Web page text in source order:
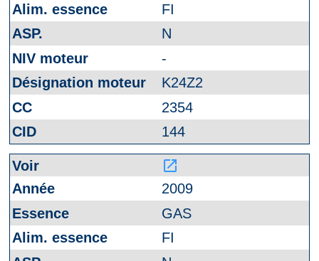
FI
N
-
K24Z2
2354
144
launch
2009
GAS
FI